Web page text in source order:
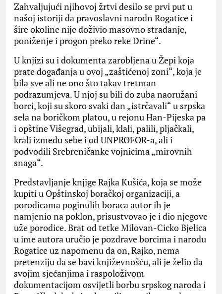
Zahvaljujući njihovoj žrtvi desilo se prvi put u
našoj istoriji da pravoslavni narodn Rogatice i
šire okoline nije doživio masovno stradanje,
poniženje i progon preko reke Drine“.
U knjizi su i dokumenta zarobljena u Žepi koja
prate događanja u ovoj „zaštićenoj zoni“, koja je
bila sve ali ne ono što takav tretman
podrazumjeva. U njoj su bili do zuba naoružani
borci, koji su skoro svaki dan „istrčavali“ u srpska
sela na boričkom platou, u rejonu Han-Pijeska pa
i opštine Višegrad, ubijali, klali, palili, pljačkali,
krali između sebe i od UNPROFOR-a, ali i
podvodili Srebreničanke vojnicima „mirovnih
snaga“.
Predstavljanje knjige Rajka Kušića, koja se može
kupiti u Opštinskoj boračkoj organizaciji, a
porodicama poginulih boraca autor ih je
namjenio na poklon, prisustvovao je i dio njegove
uže porodice. Brat od tetke Milovan-Cicko Bjelica
u ime autora uručio je pozdrave borcima i narodu
Rogatice uz napomenu da on, Rajko, nema
pretenziju da se bavi književnošću, ali je želio da
svojim sjećanjima i raspoloživom
dokumentacijom osvijetli borbu srpskog naroda i